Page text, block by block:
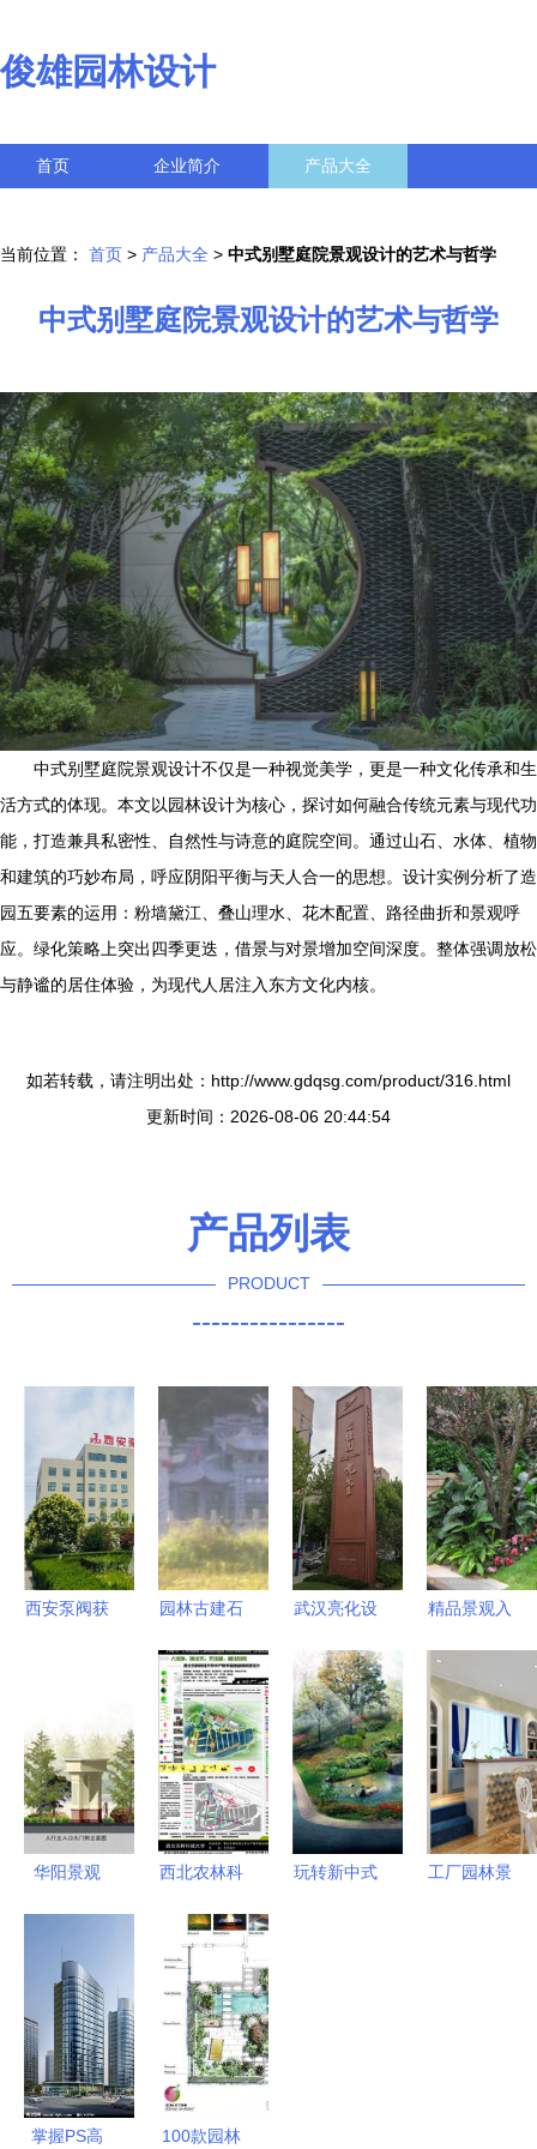
俊雄园林设计
首页 企业简介 产品大全
当前位置： 首页 > 产品大全 > 中式别墅庭院景观设计的艺术与哲学
中式别墅庭院景观设计的艺术与哲学
中式别墅庭院景观设计不仅是一种视觉美学，更是一种文化传承和生
活方式的体现。本文以园林设计为核心，探讨如何融合传统元素与现代功
能，打造兼具私密性、自然性与诗意的庭院空间。通过山石、水体、植物
和建筑的巧妙布局，呼应阴阳平衡与天人合一的思想。设计实例分析了造
园五要素的运用：粉墙黛江、叠山理水、花木配置、路径曲折和景观呼
应。绿化策略上突出四季更迭，借景与对景增加空间深度。整体强调放松
与静谧的居住体验，为现代人居注入东方文化内核。
如若转载，请注明出处：http://www.gdqsg.com/product/316.html
更新时间：2026-08-06 20:44:54
产品列表
PRODUCT
----------------
西安泵阀获
园林古建石
计工程石材
_礼品、工
艺品、饰品
_世界工厂
网中国产品
信息库
武汉亮化设
体与园林的
夜光之美
精品景观入
清实景与施
工图纸的实
用指南
华阳景观
意点亮生态
空间
西北农林科
教学基地园
林景观设计
玩转新中式
工厂园林景
掌握PS高 100款园林